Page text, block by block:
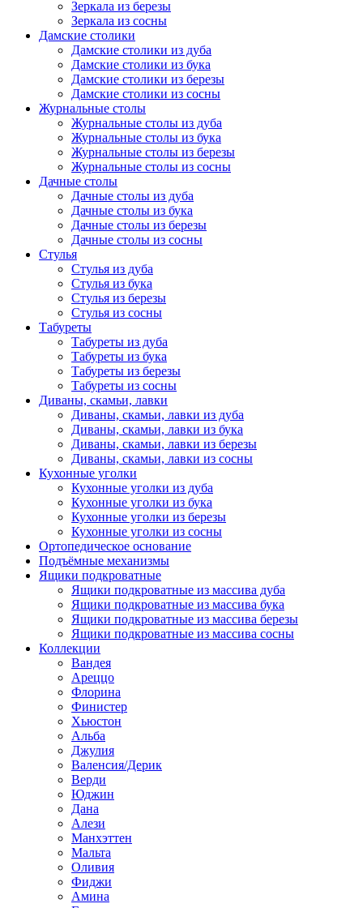
Зеркала из березы
Зеркала из сосны
Дамские столики
Дамские столики из дуба
Дамские столики из бука
Дамские столики из березы
Дамские столики из сосны
Журнальные столы
Журнальные столы из дуба
Журнальные столы из бука
Журнальные столы из березы
Журнальные столы из сосны
Дачные столы
Дачные столы из дуба
Дачные столы из бука
Дачные столы из березы
Дачные столы из сосны
Стулья
Стулья из дуба
Стулья из бука
Стулья из березы
Стулья из сосны
Табуреты
Табуреты из дуба
Табуреты из бука
Табуреты из березы
Табуреты из сосны
Диваны, скамьи, лавки
Диваны, скамьи, лавки из дуба
Диваны, скамьи, лавки из бука
Диваны, скамьи, лавки из березы
Диваны, скамьи, лавки из сосны
Кухонные уголки
Кухонные уголки из дуба
Кухонные уголки из бука
Кухонные уголки из березы
Кухонные уголки из сосны
Ортопедическое основание
Подъёмные механизмы
Ящики подкроватные
Ящики подкроватные из массива дуба
Ящики подкроватные из массива бука
Ящики подкроватные из массива березы
Ящики подкроватные из массива сосны
Коллекции
Вандея
Ареццо
Флорина
Финистер
Хьюстон
Альба
Джулия
Валенсия/Дерик
Верди
Юджин
Дана
Алези
Манхэттен
Мальта
Оливия
Фиджи
Амина